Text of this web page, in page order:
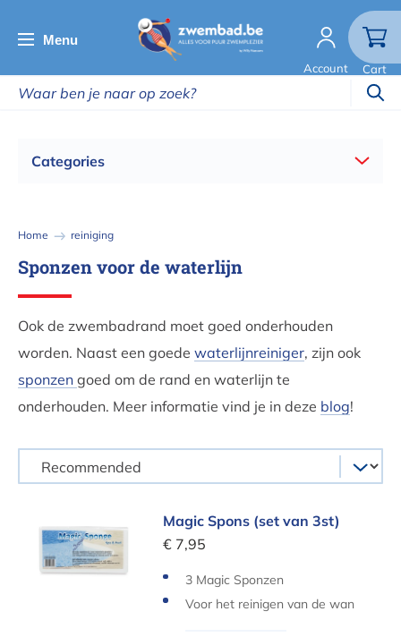
en
de
inhoud
Menu
Account Cart
Categories
Kruimelpad
Home reiniging
Sponzen voor de waterlijn
Ook de zwembadrand moet goed onderhouden
worden. Naast een goede waterlijnreiniger, zijn ook
sponzen goed om de rand en waterlijn te
onderhouden. Meer informatie vind je in deze blog!
Magic Spons (set van 3st)Magic Spons (set van 3st)
€ 7,95
3 Magic Sponzen
Voor het reinigen van de wan